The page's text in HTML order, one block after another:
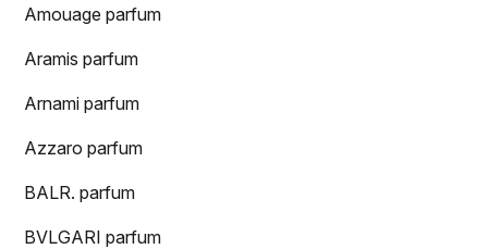
Amouage parfum
Aramis parfum
Arnami parfum
Azzaro parfum
BALR. parfum
BVLGARI parfum